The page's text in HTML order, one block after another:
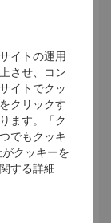
24
63
84
イトの運用
させ、コン
イトでクッ
クリックす
ます。「ク
でもクッキ
クッキーを
する詳細